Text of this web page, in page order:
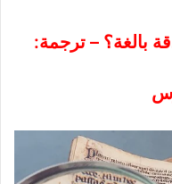
بالغة؟ – ترجمة: